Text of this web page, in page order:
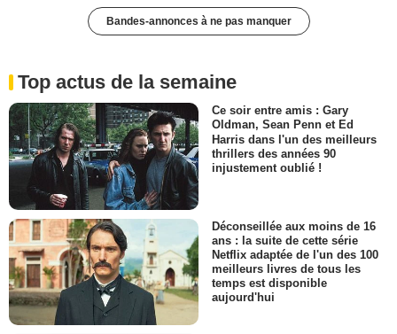
Bandes-annonces à ne pas manquer
Top actus de la semaine
Ce soir entre amis : Gary
Oldman, Sean Penn et Ed
Harris dans l'un des meilleurs
thrillers des années 90
injustement oublié !
Déconseillée aux moins de 16
ans : la suite de cette série
Netflix adaptée de l'un des 100
meilleurs livres de tous les
temps est disponible
aujourd'hui